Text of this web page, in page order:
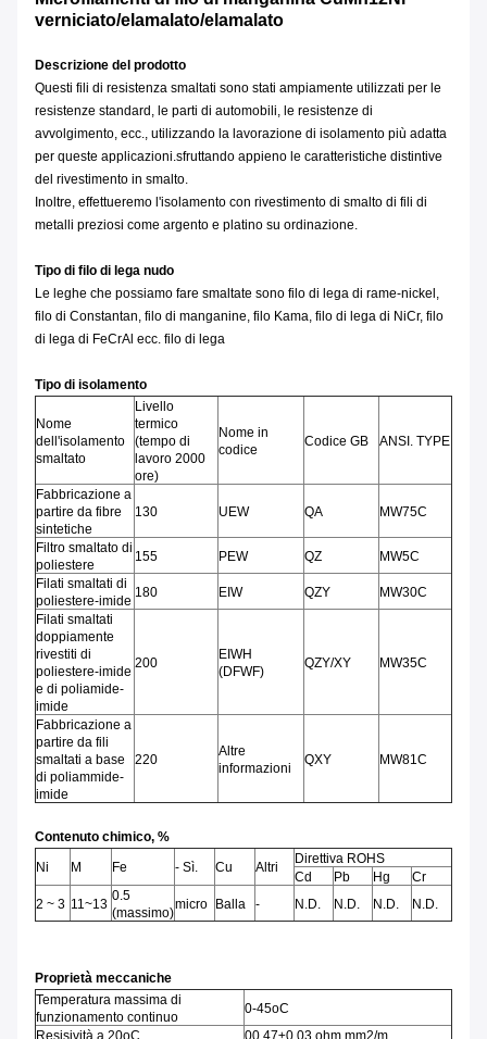
verniciato/elamalato/elamalato
Descrizione del prodotto
Questi fili di resistenza smaltati sono stati ampiamente utilizzati per le
resistenze standard, le parti di automobili, le resistenze di
avvolgimento, ecc., utilizzando la lavorazione di isolamento più adatta
per queste applicazioni.sfruttando appieno le caratteristiche distintive
del rivestimento in smalto.
Inoltre, effettueremo l'isolamento con rivestimento di smalto di fili di
metalli preziosi come argento e platino su ordinazione.
Tipo di filo di lega nudo
Le leghe che possiamo fare smaltate sono filo di lega di rame-nickel,
filo di Constantan, filo di manganine, filo Kama, filo di lega di NiCr, filo
di lega di FeCrAl ecc. filo di lega
Tipo di isolamento
Nome
dell'isolamento
smaltato
Livello
termico
(tempo di
lavoro 2000
ore)
Nome in
codice
Codice GB ANSI. TYPE
Fabbricazione a
partire da fibre
sintetiche
130 UEW QA MW75C
Filtro smaltato di
poliestere
155 PEW QZ
MW5C
Filati smaltati di
poliestere-imide
180 EIW QZY
MW30C
Filati smaltati
doppiamente
rivestiti di
poliestere-imide
e di poliamide-
imide
200
EIWH
(DFWF)
QZY/XY MW35C
Fabbricazione a
partire da fili
smaltati a base
di poliammide-
imide
220
Altre
informazioni
QXY MW81C
Contenuto chimico, %
Ni
M Fe - Sì. Cu Altri
Direttiva ROHS
Cd
Pb Hg
Cr
2 ~ 3 11~13
0.5
(massimo)
micro Balla - N.D. N.D. N.D. N.D.
Proprietà meccaniche
Temperatura massima di
funzionamento continuo
0-45oC